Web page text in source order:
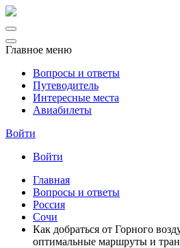
Главное меню
Вопросы и ответы
Путеводитель
Интересные места
Авиабилеты
Войти
Войти
Главная
Вопросы и ответы
Россия
Сочи
Как добраться от Горного
оптимальные маршруты и